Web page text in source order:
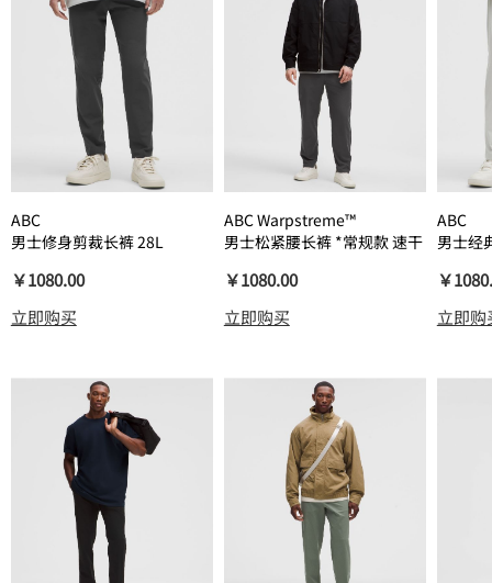
ABC
男士修身剪裁长裤 28L
￥1080.00
立即购买
ABC Warpstreme™
男士松紧腰长裤 *常规款 速干
￥1080.00
立即购买
ABC
男士经
￥
立即购